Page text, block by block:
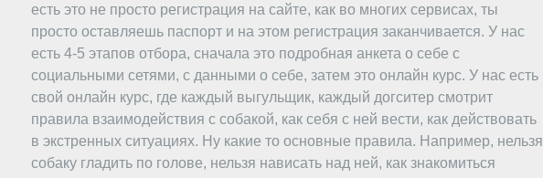
есть это не просто регистрация на сайте, как во многих сервисах, ты
просто оставляешь паспорт и на этом регистрация заканчивается. У нас
есть 4-5 этапов отбора, сначала это подробная анкета о себе с
социальными сетями, с данными о себе, затем это онлайн курс. У нас есть
свой онлайн курс, где каждый выгульщик, каждый догситер смотрит
правила взаимодействия с собакой, как себя с ней вести, как действовать
в экстренных ситуациях. Ну какие то основные правила. Например, нельзя
собаку гладить по голове, нельзя нависать над ней, как знакомиться